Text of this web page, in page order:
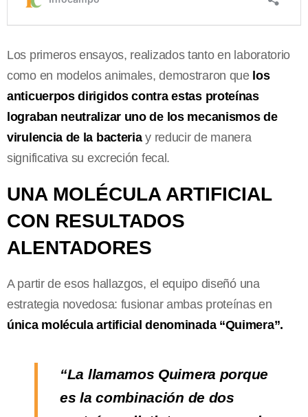
Los primeros ensayos, realizados tanto en laboratorio
como en modelos animales, demostraron que los
anticuerpos dirigidos contra estas proteínas
lograban neutralizar uno de los mecanismos de
virulencia de la bacteriay reducir de manera
significativa su excreción fecal.
UNA MOLÉCULA ARTIFICIAL
CON RESULTADOS
ALENTADORES
A partir de esos hallazgos, el equipo diseñó una
estrategia novedosa: fusionar ambas proteínas en
única molécula artificial denominada “Quimera”.
“La llamamos Quimera porque
es la combinación de dos